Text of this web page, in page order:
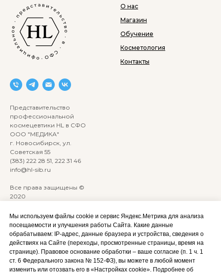
Мы используем файлы cookie и сервис Яндекс.Метрика для анализа
посещаемости и улучшения работы Сайта. Какие данные
обрабатываем: IP‑адрес, данные браузера и устройства, сведения о
действиях на Сайте (переходы, просмотренные страницы, время на
странице). Правовое основание обработки – ваше согласие (п. 1 ч. 1
ст. 6 Федерального закона № 152‑ФЗ), вы можете в любой момент
изменить или отозвать его в «Настройках cookie». Подробнее об
Представительство
профессиональной
космецевтики HL в СФО
ООО "МЕДИКА"
г. Новосибирск, ул.
Советская 55
(383) 222 28 51, 222 31 46
info@hl-sib.ru
Все права защищены ©
2020
ANKRYONK
О нас
Магазин
Обучение
Косметология
Контакты
Акции и скидки
Оплата, доставка и возврат
Сотрудничество
Политика
конфиденциальности
Согласие на обработку
персональных данных